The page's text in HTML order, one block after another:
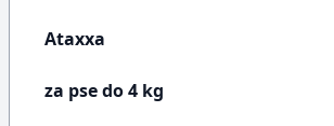
Ataxxa
za pse do 4 kg